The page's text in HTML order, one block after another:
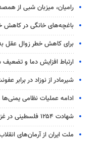
رامیان، میزبان شبی از
باغچه‌های خانگی در کاهش
برای کاهش خطر زوال عقل
ارتباط افزایش دما و
شیرمادر از نوزاد در
ادامه عملیات نظامی
شهادت ۱۲۵۴ فلسطینی در غزه از آغاز آتش‌بس تاکنون
ملت ایران از آرمان‌های